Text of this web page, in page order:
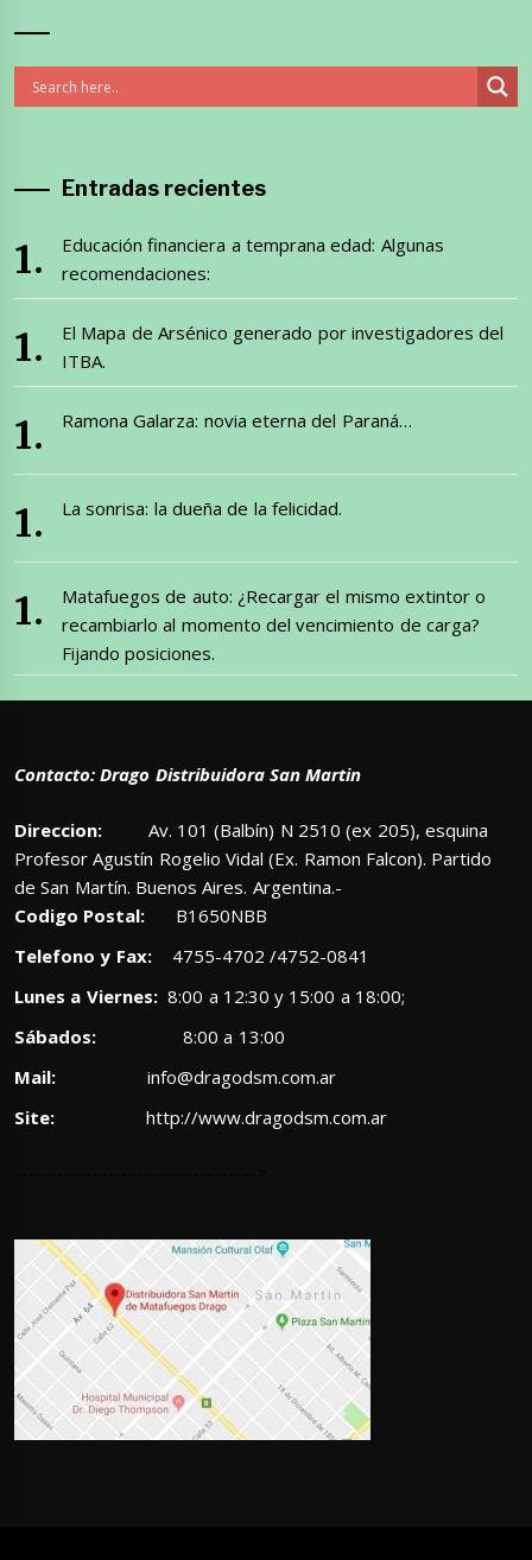
Entradas recientes
Educación financiera a temprana edad: Algunas
recomendaciones:
El Mapa de Arsénico generado por investigadores del
ITBA.
Ramona Galarza: novia eterna del Paraná…
La sonrisa: la dueña de la felicidad.
Matafuegos de auto: ¿Recargar el mismo extintor o
recambiarlo al momento del vencimiento de carga?
Fijando posiciones.
Contacto: Drago Distribuidora San Martin
Direccion: Av. 101 (Balbín) N 2510 (ex 205), esquina
Profesor Agustín Rogelio Vidal (Ex. Ramon Falcon). Partido
de San Martín. Buenos Aires. Argentina.-
Codigo Postal: B1650NBB
Telefono y Fax:4755-4702 /4752-0841
Lunes a Viernes:8:00 a 12:30 y 15:00 a 18:00;
Sábados: 8:00 a 13:00
Mail:
info@dragodsm.com.ar
Site:
http://www.dragodsm.com.ar